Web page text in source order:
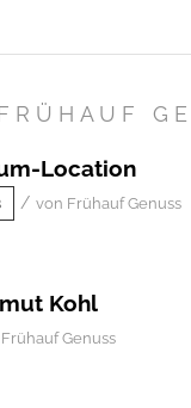
Location
/ von Frühauf Genuss
Kohl
Frühauf Genuss